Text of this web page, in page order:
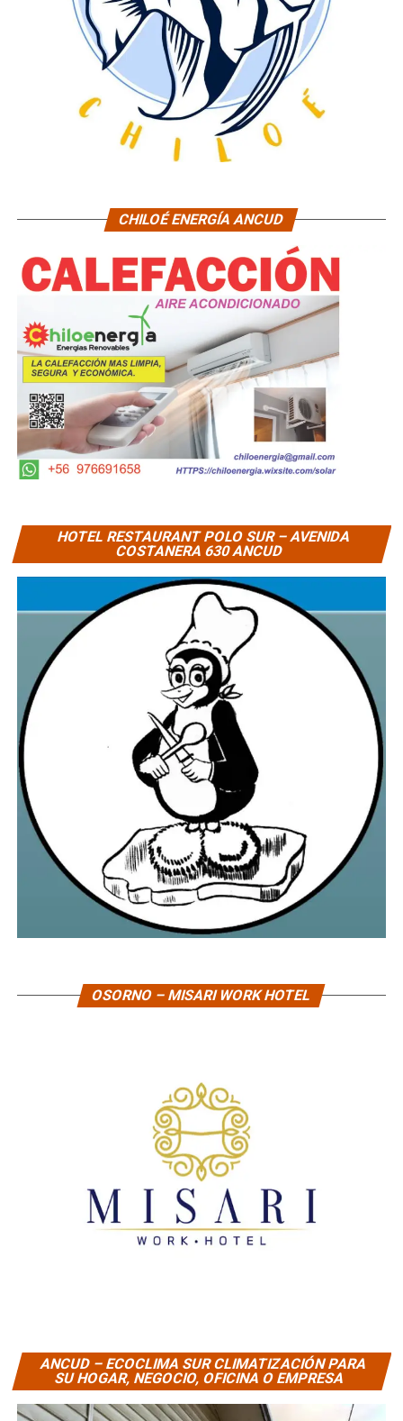
CHILOÉ ENERGÍA ANCUD
HOTEL RESTAURANT POLO SUR – AVENIDA
COSTANERA 630 ANCUD
OSORNO – MISARI WORK HOTEL
ANCUD – ECOCLIMA SUR CLIMATIZACIÓN PARA
SU HOGAR, NEGOCIO, OFICINA O EMPRESA